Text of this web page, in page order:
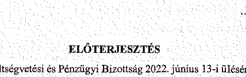
ELŐTERJESZTÉS
és Pénzügyi Bizottság 2022. június 13-i